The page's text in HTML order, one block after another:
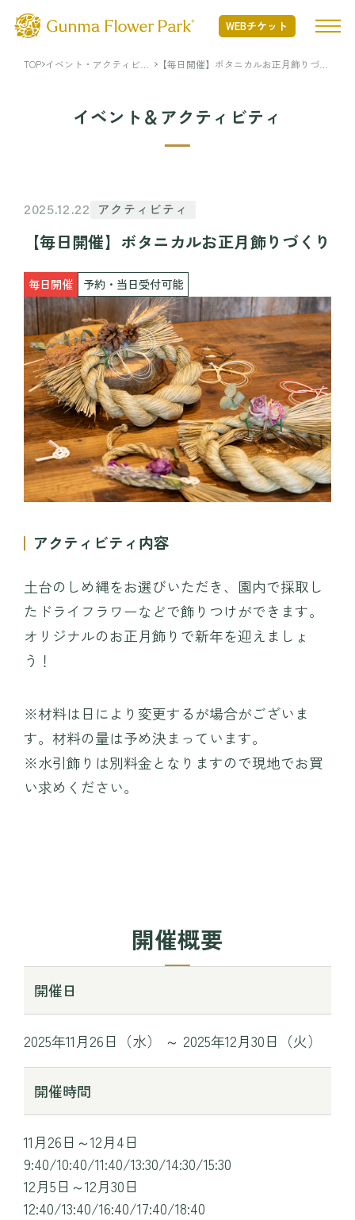
WEBチケット
Nature Positiveについて
開花状況
開花状況 TOP
開花情報
季節の花
年間カレンダー
花図鑑
フード・ショッピング TOP
MINAMO RESTAURANT
FLOWER HALL CAFE
TEIEN茶房
MINAMO DELI CAFE / HARAPPA CAFE
MINAMO MARKET / HANA SHOP
イベント・アクティビティ
プレイ
園内マップ
営業時間・料金
お知らせ・コラム
観光情報
採用情報
運営会社情報
よくある質問
プライバシーポリシー
〒371-0246 群⾺県前橋市柏倉町2471-7
tel. 027-283-8189
TOP イベント・アクティビテ
【毎日開催】ボタニカルお正月飾りづく
イベント＆アクティビティ
2025.12.22 アクティビティ
【毎日開催】ボタニカルお正月飾りづくり
予約・当日受付可能
毎日開催
アクティビティ内容
土台のしめ縄をお選びいただき、園内で採取し
たドライフラワーなどで飾りつけができます。
オリジナルのお正月飾りで新年を迎えましょ
う！
※材料は日により変更するが場合がございま
す。材料の量は予め決まっています。
※水引飾りは別料金となりますので現地でお買
い求めください。
開催概要
開催日
2025年11月26日（水） ～ 2025年12月30日（火）
開催時間
11月26日～12月4日
9:40/10:40/11:40/13:30/14:30/15:30
12月5日～12月30日
12:40/13:40/16:40/17:40/18:40